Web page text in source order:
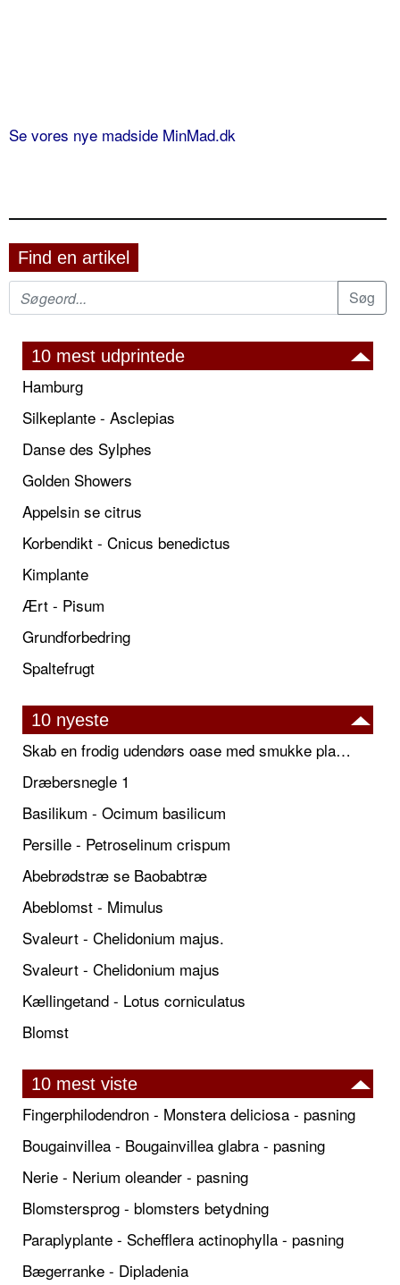
Se vores nye madside MinMad.dk
Find en artikel
10 mest udprintede
Hamburg
Silkeplante - Asclepias
Danse des Sylphes
Golden Showers
Appelsin se citrus
Korbendikt - Cnicus benedictus
Kimplante
Ært - Pisum
Grundforbedring
Spaltefrugt
10 nyeste
Skab en frodig udendørs oase med smukke plantekrukker og elegante espalier
Dræbersnegle 1
Basilikum - Ocimum basilicum
Persille - Petroselinum crispum
Abebrødstræ se Baobabtræ
Abeblomst - Mimulus
Svaleurt - Chelidonium majus.
Svaleurt - Chelidonium majus
Kællingetand - Lotus corniculatus
Blomst
10 mest viste
Fingerphilodendron - Monstera deliciosa - pasning
Bougainvillea - Bougainvillea glabra - pasning
Nerie - Nerium oleander - pasning
Blomstersprog - blomsters betydning
Paraplyplante - Schefflera actinophylla - pasning
Bægerranke - Dipladenia